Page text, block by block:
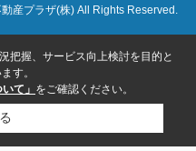
産プラザ(株) All Rights Reserved.
把握、サービス向上検討を目的と
す。
て」 をご確認ください。